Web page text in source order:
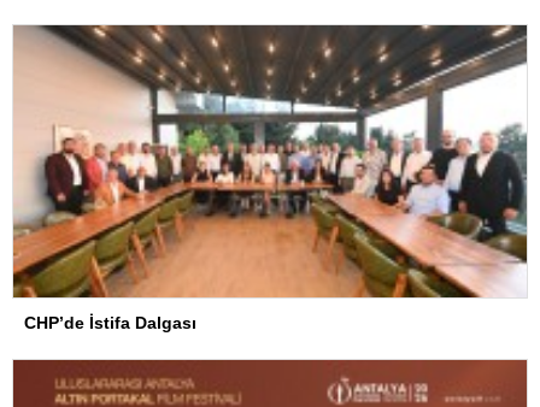
CHP’de İstifa Dalgası